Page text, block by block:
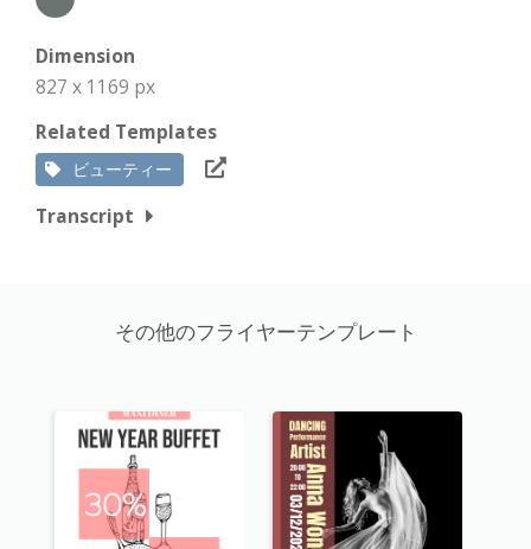
Dimension
827 x 1169 px
Related Templates
ビューティー
Transcript
その他のフライヤーテンプレート